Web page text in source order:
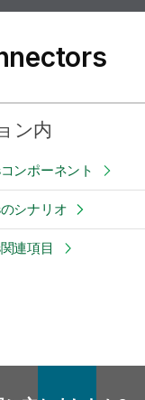
ン内
ンポーネント
シナリオ
連項目